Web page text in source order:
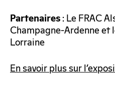
Partenaires: Le FRAC
Champagne-Ardenne et
Lorraine
En savoir plus sur